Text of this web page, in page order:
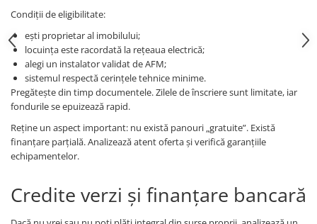
Condiții de eligibilitate:
ești proprietar al imobilului;
locuința este racordată la rețeaua electrică;
alegi un instalator validat de AFM;
sistemul respectă cerințele tehnice minime.
Pregătește din timp documentele. Zilele de înscriere sunt limitate, iar
fondurile se epuizează rapid.
Reține un aspect important: nu există panouri „gratuite”. Există
finanțare parțială. Analizează atent oferta și verifică garanțiile
echipamentelor.
Credite verzi și finanțare bancară